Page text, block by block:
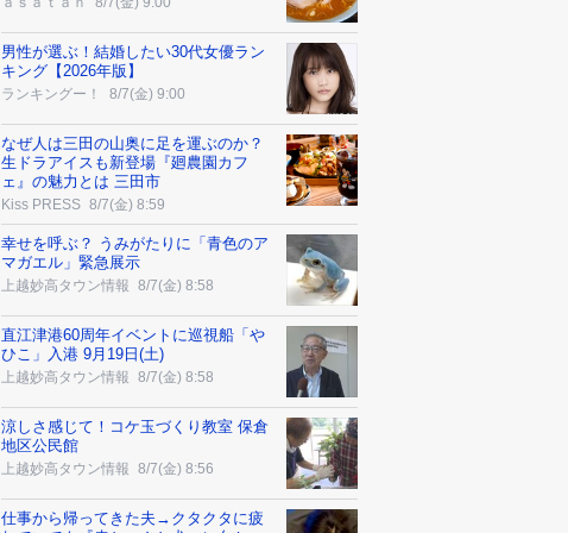
男性が選ぶ！結婚したい30代女優ラン
キング【2026年版】
ランキングー！ 8/7(金) 9:00
なぜ人は三田の山奥に足を運ぶのか？
生ドラアイスも新登場『廻農園カフ
ェ』の魅力とは 三田市
Kiss PRESS 8/7(金) 8:59
幸せを呼ぶ？ うみがたりに「青色のア
マガエル」緊急展示
上越妙高タウン情報 8/7(金) 8:58
直江津港60周年イベントに巡視船「や
ひこ」入港 9月19日(土)
上越妙高タウン情報 8/7(金) 8:58
涼しさ感じて！コケ玉づくり教室 保倉
地区公民館
上越妙高タウン情報 8/7(金) 8:56
仕事から帰ってきた夫→クタクタに疲